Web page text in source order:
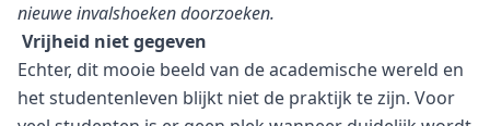
nieuwe invalshoeken doorzoeken.
Vrijheid niet gegeven
Echter, dit mooie beeld van de academische wereld en
het studentenleven blijkt niet de praktijk te zijn. Voor